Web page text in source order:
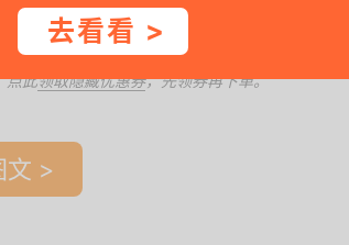
去看看 >
点此领取隐藏优惠券，先领券再下单。
文 >